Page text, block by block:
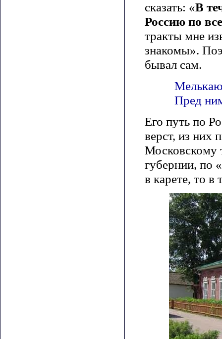
сказать: «В
Россию по
тракты мне
знакомы».
бывал сам.
Пред
Его путь по
верст, из них
Московскому
губернии, по
в карете, то в